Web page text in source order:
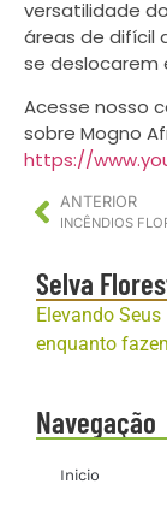
versatilidade
áreas de difícil
se deslocarem
Acesse nosso
sobre Mogno
https://
ANTERIOR
INCÊNDIOS
Selva
Elevando
enquanto
Navegação
Inicio